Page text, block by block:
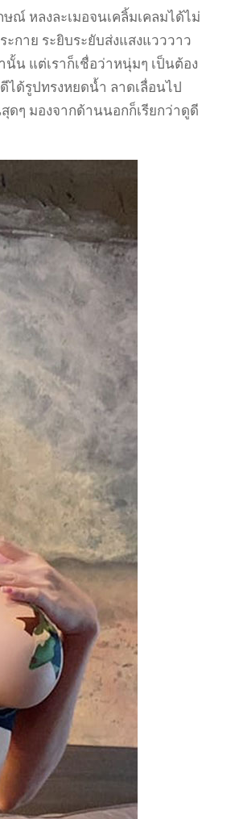
ณ์ หลงละเมอจนเคลิ้มเคลมได้ไม่
กาย ระยิบระยับส่งแสงแวววาว
น แต่เราก็เชื่อว่าหนุ่มๆ เป็นต้อง
ด้รูปทรงหยดน้ำ ลาดเลื่อนไป
ดๆ มองจากด้านนอกก็เรียกว่าดูดี